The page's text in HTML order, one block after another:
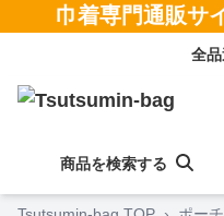
巾着専門通販
全品
商品を検索する